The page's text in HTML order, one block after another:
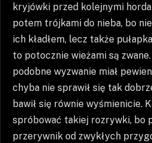
kryjówki przed kolejnymi
potem trójkami do nieba, bo
ich kładłem, lecz także
to potocznie wieżami są zwane.
podobne wyzwanie miał
chyba nie sprawił się tak
bawił się równie wyśmienicie.
spróbować takiej rozrywki, bo
przerywnik od zwykłych